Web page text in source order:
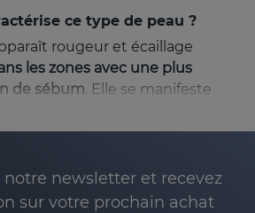
ce type de peau ?
rougeur et écaillage
les zones avec une plus
de sébum. Elle se manifeste
squames et des
qui peut générer de l'inconfort
changements climatiques ou
peuvent intensifier
notre newsletter et recevez
sur votre prochain achat